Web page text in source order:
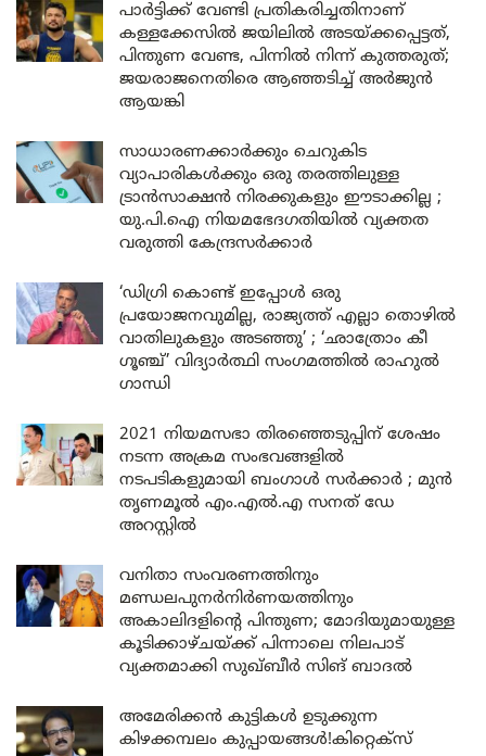
പാർട്ടിക്ക് വേണ്ടി പ്രതികരിച്ചതിനാണ്
കള്ളക്കേസിൽ ജയിലിൽ അടയ്ക്കപ്പെട്ടത്,
പിന്തുണ വേണ്ട, പിന്നിൽ നിന്ന് കുത്തരുത്;
ജയരാജനെതിരെ ആഞ്ഞടിച്ച് അർജുൻ
ആയങ്കി
സാധാരണക്കാർക്കും ചെറുകിട
വ്യാപാരികൾക്കും ഒരു തരത്തിലുള്ള
ട്രാൻസാക്ഷൻ നിരക്കുകളും ഈടാക്കില്ല ;
യു.പി.ഐ നിയമഭേദഗതിയിൽ വ്യക്തത
വരുത്തി കേന്ദ്രസർക്കാർ
‘ഡിഗ്രി കൊണ്ട് ഇപ്പോൾ ഒരു
പ്രയോജനവുമില്ല, രാജ്യത്ത് എല്ലാ തൊഴിൽ
വാതിലുകളും അടഞ്ഞു’ ; ‘ഛാത്രോം കീ
ഗൂഞ്ച്’ വിദ്യാർത്ഥി സംഗമത്തിൽ രാഹുൽ
ഗാന്ധി
2021 നിയമസഭാ തിരഞ്ഞെടുപ്പിന് ശേഷം
നടന്ന അക്രമ സംഭവങ്ങളിൽ
നടപടികളുമായി ബംഗാൾ സർക്കാർ ; മുൻ
തൃണമൂൽ എം.എൽ.എ സനത് ഡേ
അറസ്റ്റിൽ
വനിതാ സംവരണത്തിനും
മണ്ഡലപുനർനിർണയത്തിനും
അകാലിദളിന്റെ പിന്തുണ; മോദിയുമായുള്ള
കൂടിക്കാഴ്ചയ്ക്ക് പിന്നാലെ നിലപാട്
വ്യക്തമാക്കി സുഖ്ബീർ സിങ് ബാദൽ
അമേരിക്കൻ കുട്ടികൾ ഉടുക്കുന്ന
കിഴക്കമ്പലം കുപ്പായങ്ങൾ!കിറ്റെക്സ്